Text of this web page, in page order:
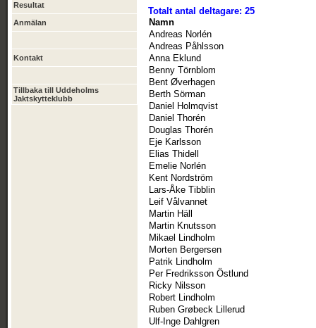
Resultat
Anmälan
Kontakt
Tillbaka till Uddeholms
Jaktskytteklubb
Totalt antal deltagare: 25
Namn
Andreas Norlén
Andreas Påhlsson
Anna Eklund
Benny Törnblom
Bent Øverhagen
Berth Sörman
Daniel Holmqvist
Daniel Thorén
Douglas Thorén
Eje Karlsson
Elias Thidell
Emelie Norlén
Kent Nordström
Lars-Åke Tibblin
Leif Vålvannet
Martin Häll
Martin Knutsson
Mikael Lindholm
Morten Bergersen
Patrik Lindholm
Per Fredriksson Östlund
Ricky Nilsson
Robert Lindholm
Ruben Grøbeck Lillerud
Ulf-Inge Dahlgren